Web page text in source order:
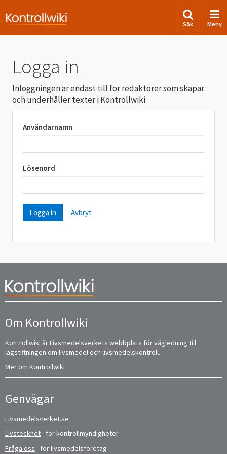
Sök Meny
Logga in
Inloggningen är endast till för redaktörer som skapar
och underhåller texter i Kontrollwiki.
Användarnamn
Lösenord
Avbryt
Om Kontrollwiki
Kontrollwiki är Livsmedelsverkets webbplats för vägledning till
lagstiftningen om livsmedel och livsmedelskontroll.
Mer om Kontrollwiki
Genvägar
Livsmedelsverket.se
Livstecknet- för kontrollmyndigheter
Fråga oss - för livsmedelsföretag